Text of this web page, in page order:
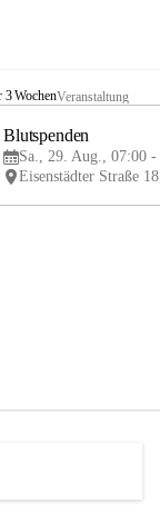
3 WochenVeranstaltung
Blutspenden
Sa., 29. Aug., 07:00 -